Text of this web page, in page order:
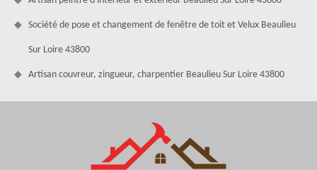
Société de pose et changement de fenêtre de toit et Velux Beaulieu
Sur Loire 43800
Artisan couvreur, zingueur, charpentier Beaulieu Sur Loire 43800